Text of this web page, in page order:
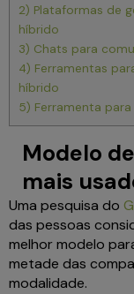
2) Plataformas de
híbrido
3) Chats para
4) Ferramentas
híbrido
5) Ferramenta
Modelo
mais
Uma pesquisa do
das pessoas
melhor modelo
metade das
modalidade.